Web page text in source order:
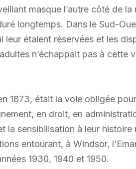
masque l’autre côté de la
longtemps. Dans le Sud-
étaient réservées et les
n’échappait pas à cette
1873, était la voie obligée
en droit, en
la sensibilisation à leur histoire
entourant, à Windsor,
1930, 1940 et 1950.